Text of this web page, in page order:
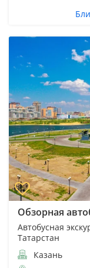
Обзорная
Автобусная
Татарстан
Казань